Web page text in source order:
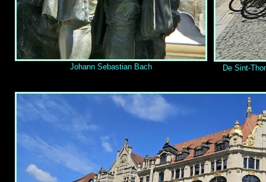
Johann Sebastian Bach De Sint-